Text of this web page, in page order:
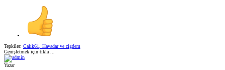
Tepkiler: Calık61 Havadarve cigdem
Genişletmek için tıkla ...
Yazar